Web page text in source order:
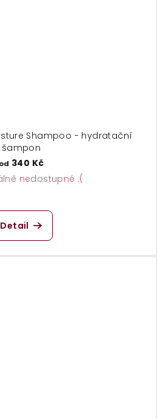
Shampoo - hydratační
šampon
od 340 Kč
nedostupné :(
Detail